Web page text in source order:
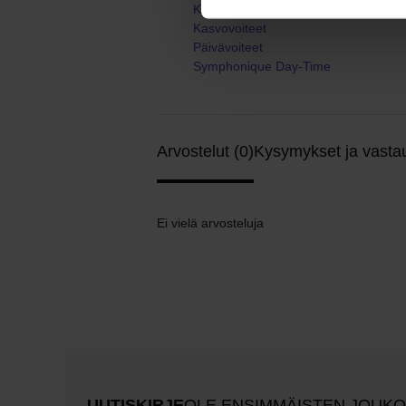
Kasvot
Kasvovoiteet
Päivävoiteet
Symphonique Day-Time
Arvostelut (0)Kysymykset ja
Ei vielä arvosteluja